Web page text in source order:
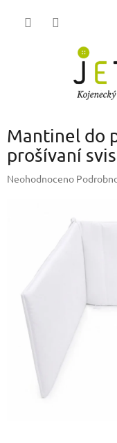
Mantinel do
prošívaní
Průměrné
hvězdiček.
Neohodnoceno